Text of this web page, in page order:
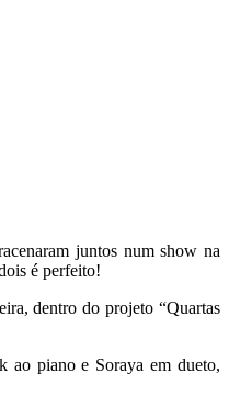
juntos num show na
é perfeito!
dentro do projeto “Quartas
ao piano e Soraya em dueto,